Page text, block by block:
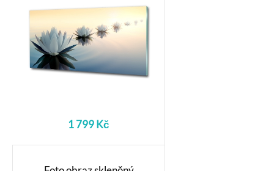
1 799 Kč